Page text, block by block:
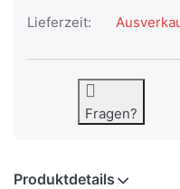
Lieferzeit:
Fragen?
Produktdetails